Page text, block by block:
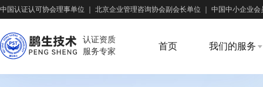
中国认证认可协会理事单位 北京企业管理咨询协会副会长单位 中国中小企业会
认证资质
服务专家
首页 我们的服务